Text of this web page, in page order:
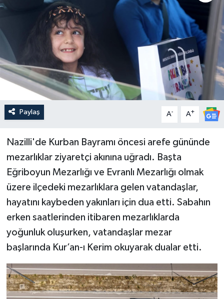
Paylaş A- A+
Nazilli'de Kurban Bayramı öncesi arefe gününde
mezarlıklar ziyaretçi akınına uğradı. Başta
Eğriboyun Mezarlığı ve Evranlı Mezarlığı olmak
üzere ilçedeki mezarlıklara gelen vatandaşlar,
hayatını kaybeden yakınları için dua etti. Sabahın
erken saatlerinden itibaren mezarlıklarda
yoğunluk oluşurken, vatandaşlar mezar
başlarında Kur’an-ı Kerim okuyarak dualar etti.
Güncel
Kültür & Sanat
Magazin
Resmi İlan
Sağlık & Yaşam
Spor